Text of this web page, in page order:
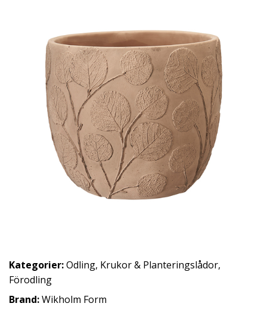
Kategorier:Odling, Krukor & Planteringslådor,
Förodling
Brand:Wikholm Form